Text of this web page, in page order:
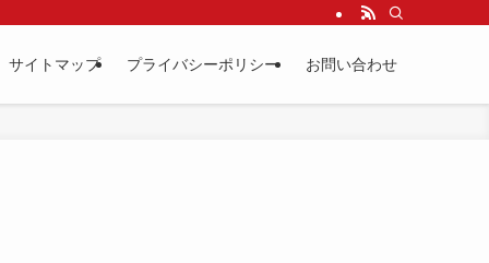
サイトマップ プライバシーポリシー お問い合わせ